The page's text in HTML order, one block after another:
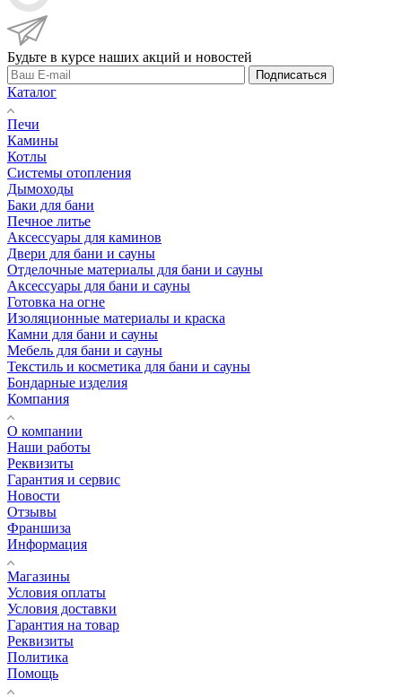
Будьте в курсе наших акций и новостей
Подписаться
Каталог
Печи
Камины
Котлы
Системы отопления
Дымоходы
Баки для бани
Печное литье
Аксессуары для каминов
Двери для бани и сауны
Отделочные материалы для бани и сауны
Аксессуары для бани и сауны
Готовка на огне
Изоляционные материалы и краска
Камни для бани и сауны
Мебель для бани и сауны
Текстиль и косметика для бани и сауны
Бондарные изделия
Компания
О компании
Наши работы
Реквизиты
Гарантия и сервис
Новости
Отзывы
Франшиза
Информация
Магазины
Условия оплаты
Условия доставки
Гарантия на товар
Реквизиты
Политика
Помощь